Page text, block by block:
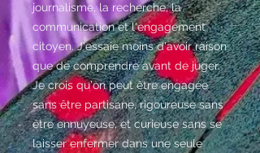
journalisme, la recherche, la
communication et l'engagement
citoyen. J'essaie moins d'avoir raison
que de comprendre avant de juger.
Je crois qu'on peut être engagée
sans être partisane, rigoureuse sans
être ennuyeuse, et curieuse sans se
laisser enfermer dans une seule